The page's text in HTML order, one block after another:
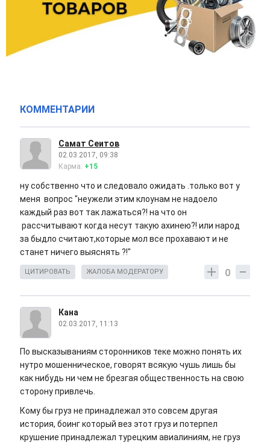
КОММЕНТАРИИ
Самат Сеитов
02.03.2017, 09:38
Карма: +15
ну собственно что и следовало ожидать .только вот у
меня вопрос "неужели этим клоунам не надоело
каждый раз вот так лажаться?! на что он
рассчитывают когда несут такую ахинею?! или народ
за быдло считают,которые мол все прохавают и не
станет ничего выяснять ?!"
0
ЦИТИРОВАТЬ ЖАЛОБА МОДЕРАТОРУ
Кана
02.03.2017, 11:13
По высказываниям сторонников теке можно понять их
нутро мошенническое, говорят всякую чушь лишь бы
как нибудь ни чем не брезгая общественность на свою
сторону привлечь.
Кому бы груз не принадлежал это совсем другая
история, боинг который вез этот груз и потерпел
крушение принадлежал турецким авиалиниям, не груз